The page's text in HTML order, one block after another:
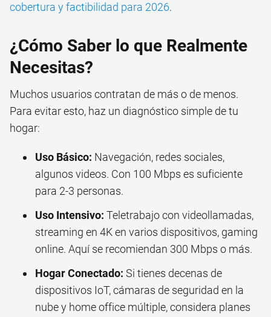
cobertura y factibilidad para 2026.
¿Cómo Saber lo que Realmente
Necesitas?
Muchos usuarios contratan de más o de menos.
Para evitar esto, haz un diagnóstico simple de tu
hogar:
Uso Básico: Navegación, redes sociales,
algunos videos. Con 100 Mbps es suficiente
para 2-3 personas.
Uso Intensivo: Teletrabajo con videollamadas,
streaming en 4K en varios dispositivos, gaming
online. Aquí se recomiendan 300 Mbps o más.
Hogar Conectado: Si tienes decenas de
dispositivos IoT, cámaras de seguridad en la
nube y home office múltiple, considera planes